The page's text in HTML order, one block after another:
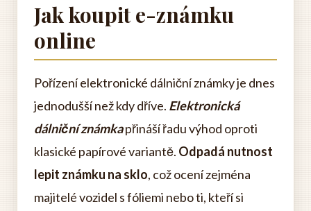
Jak koupit e-známku
online
Pořízení elektronické dálniční známky je dnes
jednodušší než kdy dříve. Elektronická
dálniční známkapřináší řadu výhod oproti
klasické papírové variantě. Odpadá nutnost
lepit známku na sklo, což ocení zejména
majitelé vozidel s fóliemi nebo ti, kteří si